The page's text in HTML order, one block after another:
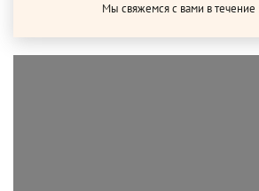
Мы свяжемся с вами в течение